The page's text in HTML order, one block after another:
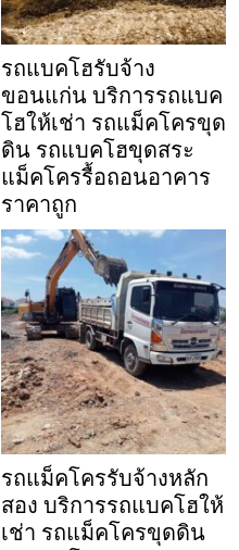
รถแบคโฮรับจ้าง
ขอนแก่น บริการรถแบค
โฮให้เช่า รถแม็คโครขุด
ดิน รถแบคโฮขุดสระ
แม็คโครรื้อถอนอาคาร
ราคาถูก
รถแม็คโครรับจ้างหลัก
สอง บริการรถแบคโฮให้
เช่า รถแม็คโครขุดดิน